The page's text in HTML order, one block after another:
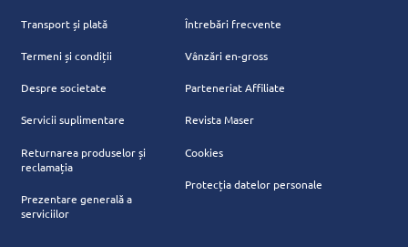
Transport și plată
Termeni și condiții
Despre societate
Servicii suplimentare
Returnarea produselor și
reclamația
Prezentare generală a
serviciilor
Întrebări frecvente
Vânzări en-gross
Parteneriat Affiliate
Revista Maser
Cookies
Protecția datelor personale